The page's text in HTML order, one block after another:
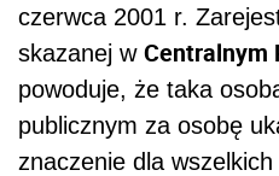
czerwca 2001 r.
skazanej w Centralnym
powoduje, że taka
publicznym za osobę
znaczenie dla